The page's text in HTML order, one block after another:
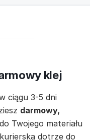
klej
ciągu 3-5 dni
darmowy,
Twojego materiału
dotrze do